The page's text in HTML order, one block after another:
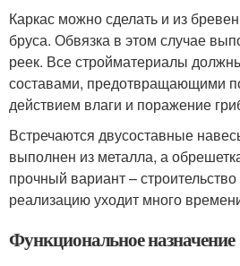
Каркас можно сделать и из
бруса. Обвязка в этом случае
реек. Все стройматериалы
составами, предотвращающими
действием влаги и поражение
Встречаются двусоставные
выполнен из металла, а
прочный вариант –
реализацию уходит много
Функциональное назначение